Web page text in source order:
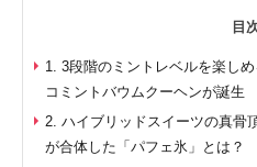
目
1. 3段階のミントレベルを楽し
コミントバウムクーヘンが誕生
2. ハイブリッドスイーツの真骨
が合体した「パフェ氷」とは？